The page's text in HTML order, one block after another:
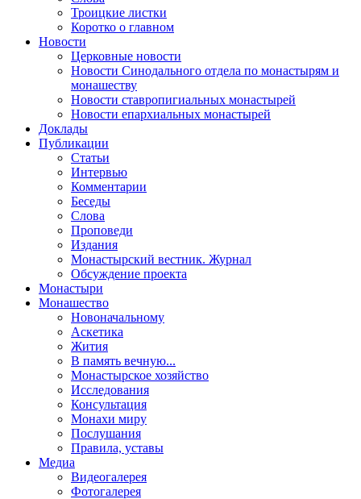
Троицкие листки
Коротко о главном
Новости
Церковные новости
Новости Синодального отдела по монастырям и
монашеству
Новости ставропигиальных монастырей
Новости епархиальных монастырей
Доклады
Публикации
Статьи
Интервью
Комментарии
Беседы
Слова
Проповеди
Издания
Монастырский вестник. Журнал
Обсуждение проекта
Монастыри
Монашество
Новоначальному
Аскетика
Жития
В память вечную...
Монастырское хозяйство
Исследования
Консультация
Монахи миру
Послушания
Правила, уставы
Медиа
Видеогалерея
Фотогалерея